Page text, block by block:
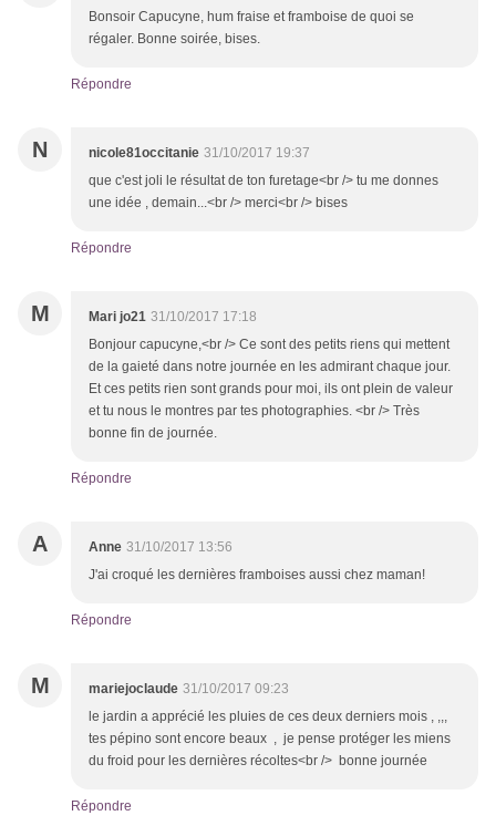
Bonsoir Capucyne, hum fraise et framboise de quoi se
régaler. Bonne soirée, bises.
Répondre
N nicole81occitanie 31/10/2017 19:37
que c'est joli le résultat de ton furetage<br /> tu me donnes
une idée , demain...<br /> merci<br /> bises
Répondre
M Mari jo21 31/10/2017 17:18
Bonjour capucyne,<br /> Ce sont des petits riens qui mettent
de la gaieté dans notre journée en les admirant chaque jour.
Et ces petits rien sont grands pour moi, ils ont plein de valeur
et tu nous le montres par tes photographies. <br /> Très
bonne fin de journée.
Répondre
A Anne 31/10/2017 13:56
J'ai croqué les dernières framboises aussi chez maman!
Répondre
M mariejoclaude 31/10/2017 09:23
le jardin a apprécié les pluies de ces deux derniers mois , ,,,
tes pépino sont encore beaux , je pense protéger les miens
du froid pour les dernières récoltes<br /> bonne journée
Répondre